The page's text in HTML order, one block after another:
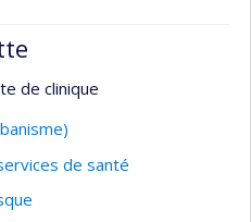
de clinique
de santé